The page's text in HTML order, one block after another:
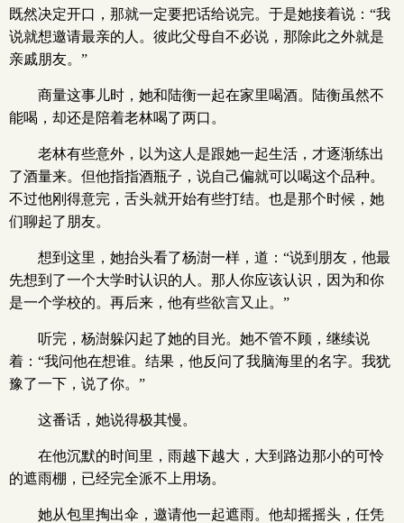
既然决定开口，那就一定要把话给说完。于是她接着说：“我
说就想邀请最亲的人。彼此父母自不必说，那除此之外就是
亲戚朋友。”
商量这事儿时，她和陆衡一起在家里喝酒。陆衡虽然不
能喝，却还是陪着老林喝了两口。
老林有些意外，以为这人是跟她一起生活，才逐渐练出
了酒量来。但他指指酒瓶子，说自己偏就可以喝这个品种。
不过他刚得意完，舌头就开始有些打结。也是那个时候，她
们聊起了朋友。
想到这里，她抬头看了杨澍一样，道：“说到朋友，他最
先想到了一个大学时认识的人。那人你应该认识，因为和你
是一个学校的。再后来，他有些欲言又止。”
听完，杨澍躲闪起了她的目光。她不管不顾，继续说
着：“我问他在想谁。结果，他反问了我脑海里的名字。我犹
豫了一下，说了你。”
这番话，她说得极其慢。
在他沉默的时间里，雨越下越大，大到路边那小的可怜
的遮雨棚，已经完全派不上用场。
她从包里掏出伞，邀请他一起遮雨。他却摇摇头，任凭